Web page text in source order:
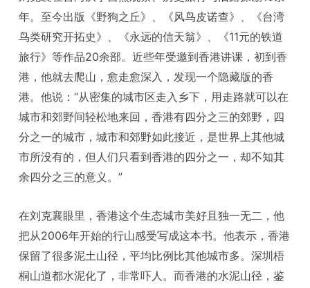
年。至今出版《野狗之丘》、《风鸟皮诺查》、《台湾
鸟类研究开拓史》、《永远的信天翁》、《11元的铁道
旅行》等作品20余部。近些年受邀到香港讲课，初到香
港，他就去爬山，愈走愈深入，发现一个隐藏版的香
港。他说：“从密集的城市区走入乡下，用走路就可以在
城市和郊野间轻松地来回，香港有四分之三的郊野，四
分之一的城市，城市和郊野如此接近，是世界上其他城
市所没有的，但人们只看到香港的四分之一，却不知其
余四分之三的意义。”
在刘克襄眼里，香港这个生态城市美好且独一无二，他
把从2006年开始的行山感受写成这本书。他表示，香港
保留了很多泥土山径，平均比例比其他城市多。深圳梧
桐山道都水泥化了，非常吓人。而香港的水泥山径，鉴